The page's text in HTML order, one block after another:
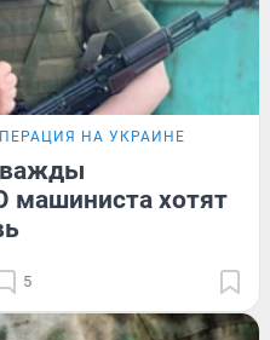
НА УКРАИНЕ
машиниста хотят
5